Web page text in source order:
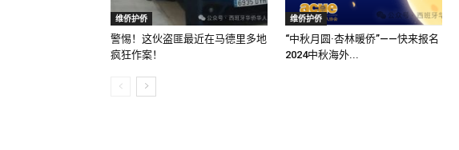
维侨护侨
警惕！这伙盗匪最近在马德里多地
疯狂作案！
维侨护侨
“中秋月圆·杏林暖侨”——快来报名
2024中秋海外...